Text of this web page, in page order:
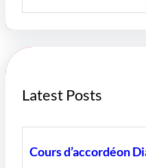
a
h
Latest Posts
Cours d’accordéon